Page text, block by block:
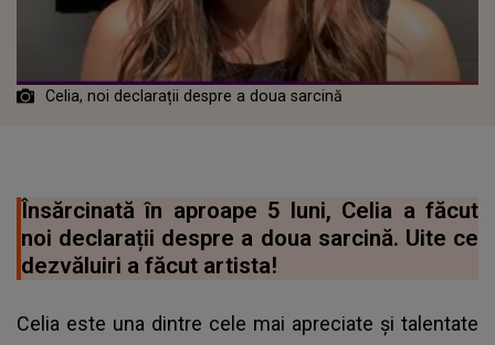
Celia, noi declarații despre a doua sarcină
Însărcinată în aproape 5 luni, Celia a făcut
noi declarații despre a doua sarcină. Uite ce
dezvăluiri a făcut artista!
Celia este una dintre cele mai apreciate și talentate